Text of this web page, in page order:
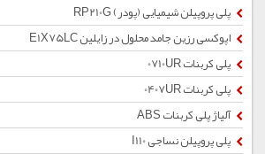
پلی پروپیلن شیمیایی (پودر) RP210G
اپوکسی رزین جامد محلول در زایلین E1X75LC
پلی کربنات 0710UR
پلی کربنات 0407UR
آلیاژ پلی کربنات ABS
پلی پروپیلن نساجی I110